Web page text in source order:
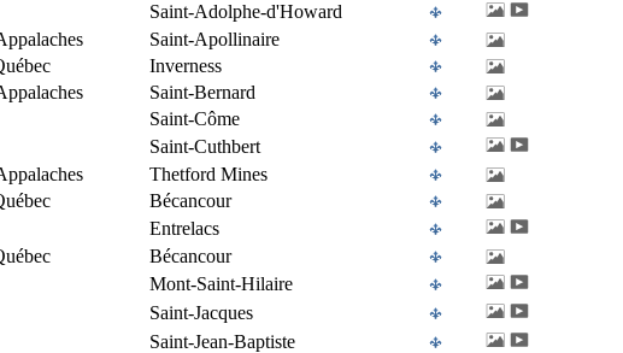
Saint-Adolphe-d'Howard
Saint-Apollinaire
Inverness
Saint-Bernard
Saint-Côme
Saint-Cuthbert
Thetford Mines
Bécancour
Entrelacs
Bécancour
Mont-Saint-Hilaire
Saint-Jacques
Saint-Jean-Baptiste